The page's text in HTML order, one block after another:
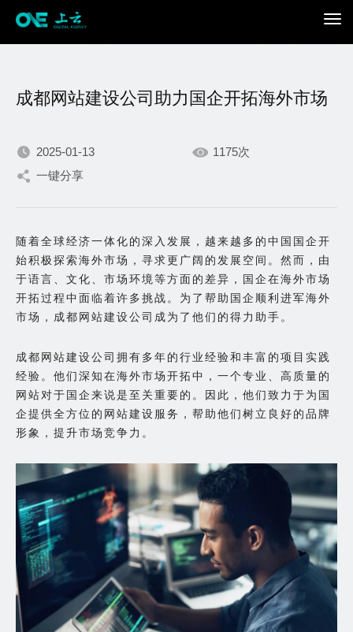
只为在数字世界打造更加
出色的你。
成都网站建设公司助力国企开拓海外市场
2025-01-13
1175次
一键分享
随着全球经济一体化的深入发展，越来越多的中国国企开
始积极探索海外市场，寻求更广阔的发展空间。然而，由
于语言、文化、市场环境等方面的差异，国企在海外市场
开拓过程中面临着许多挑战。为了帮助国企顺利进军海外
市场，成都网站建设公司成为了他们的得力助手。
成都网站建设公司拥有多年的行业经验和丰富的项目实践
经验。他们深知在海外市场开拓中，一个专业、高质量的
网站对于国企来说是至关重要的。因此，他们致力于为国
企提供全方位的网站建设服务，帮助他们树立良好的品牌
形象，提升市场竞争力。